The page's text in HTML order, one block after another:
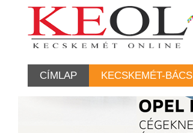
CÍMLAP KECSKEMÉT-BÁCS